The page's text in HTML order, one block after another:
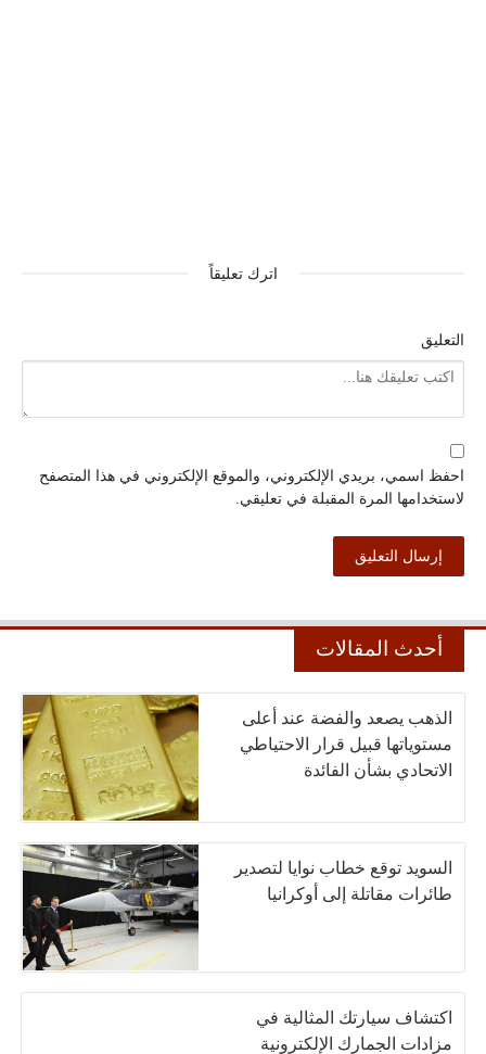
اترك تعليقاً
التعليق
احفظ اسمي، بريدي الإلكتروني، والموقع الإلكتروني في هذا المتصفح
لاستخدامها المرة المقبلة في تعليقي.
أحدث المقالات
الذهب يصعد والفضة عند أعلى
مستوياتها قبيل قرار الاحتياطي
الاتحادي بشأن الفائدة
السويد توقع خطاب نوايا لتصدير
طائرات مقاتلة إلى أوكرانيا
اكتشاف سيارتك المثالية في
مزادات الجمارك الإلكترونية